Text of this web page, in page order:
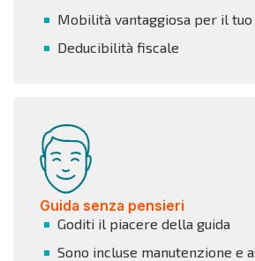
Mobilità vantaggiosa per il tuo
Deducibilità fiscale
Guida senza pensieri
Goditi il piacere della guida
Sono incluse manutenzione e